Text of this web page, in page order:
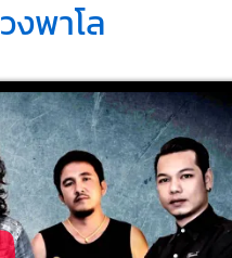
วงพาโล